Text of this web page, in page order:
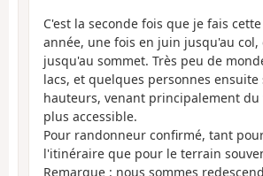
C'est la seconde fois que je fais
année, une fois en juin jusqu'au col,
jusqu'au sommet. Très peu de
lacs, et quelques personnes ensuite
hauteurs, venant principalement
plus accessible.
Pour randonneur confirmé, tant
l'itinéraire que pour le terrain
Remarque : nous sommes